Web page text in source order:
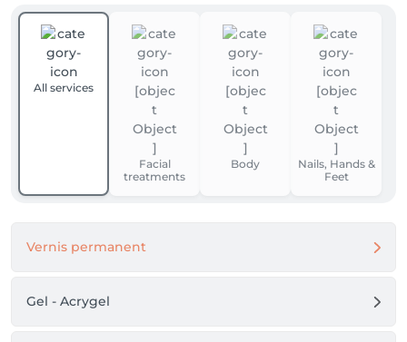
Le paiement de la prestation doit être réalisé dans sa
totalité à la fin du RDV.
Aucune demande de crédit ne sera acceptée.
Méthodes de paiement : TWINT / CASH / CARTES
Rabais de 15% pour les étudiantes (non cumulable
avec la carte fidélité) sur les soins des mains
All services
Facial
treatments
Body
Nails, Hands &
Feet
Vernis permanent
Gel - Acrygel